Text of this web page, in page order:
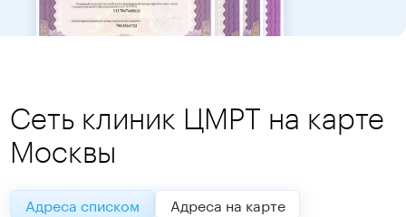
Сеть клиник ЦМРТ на карте
Москвы
Адреса списком Адреса на карте